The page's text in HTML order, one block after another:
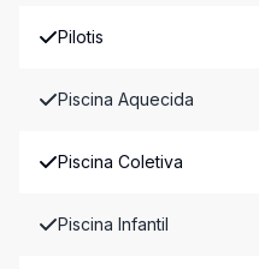
Pilotis
Piscina Aquecida
Piscina Coletiva
Piscina Infantil